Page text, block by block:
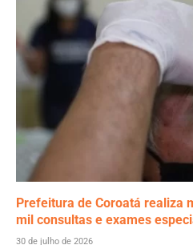
Prefeitura de Coroatá realiza
mil consultas e exames
30 de julho de 2026